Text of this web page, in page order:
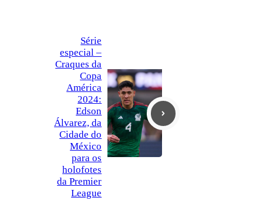
Série
especial –
Craques da
Copa
América
2024:
Edson
Álvarez, da
Cidade do
México
para os
holofotes
da Premier
League